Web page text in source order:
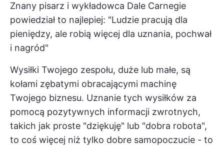
Znany pisarz i wykładowca Dale Carnegie
powiedział to najlepiej: "Ludzie pracują dla
pieniędzy, ale robią więcej dla uznania, pochwał
i nagród"
Wysiłki Twojego zespołu, duże lub małe, są
kołami zębatymi obracającymi machinę
Twojego biznesu. Uznanie tych wysiłków za
pomocą pozytywnych informacji zwrotnych,
takich jak proste "dziękuję" lub "dobra robota",
to coś więcej niż tylko dobre samopoczucie - to